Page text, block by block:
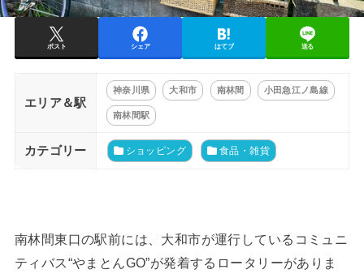
ポスト シェア はてブ 送る
エリア＆駅
神奈川県 大和市 南林間 小田急江ノ島線
南林間駅
カテゴリー ショッピング 食品・雑貨
南林間東口の駅前には、大和市が運行しているコミュニ
ティバス“やまとんGO”が発着するロータリーがありま